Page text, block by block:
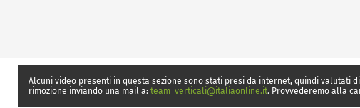
Alcuni video presenti in questa sezione sono stati presi da internet, quindi
rimozione inviando una mail a: team_verticali@italiaonline.it. Provvederemo alla